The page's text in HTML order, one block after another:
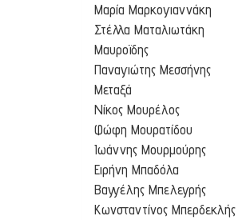
Μαρία Μαρκογιαννάκη
Στέλλα Ματαλιωτάκη
Μαυροϊδης
Παναγιώτης Μεσσήνης
Μεταξά
Νίκος Μουρέλος
Φώφη Μουρατίδου
Ιωάννης Μουρμούρης
Ειρήνη Μπαδόλα
Βαγγέλης Μπελεγρής
Κωνσταντίνος Μπερδεκλής